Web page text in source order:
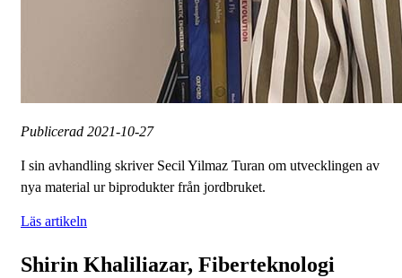
Publicerad 2021-10-27
I sin avhandling skriver Secil Yilmaz Turan om utvecklingen av
nya material ur biprodukter från jordbruket.
Läs artikeln
Shirin Khaliliazar, Fiberteknologi